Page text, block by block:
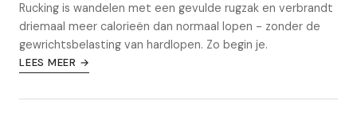
Rucking is wandelen met een gevulde rugzak en verbrandt
driemaal meer calorieën dan normaal lopen - zonder de
gewrichtsbelasting van hardlopen. Zo begin je.
LEES MEER →